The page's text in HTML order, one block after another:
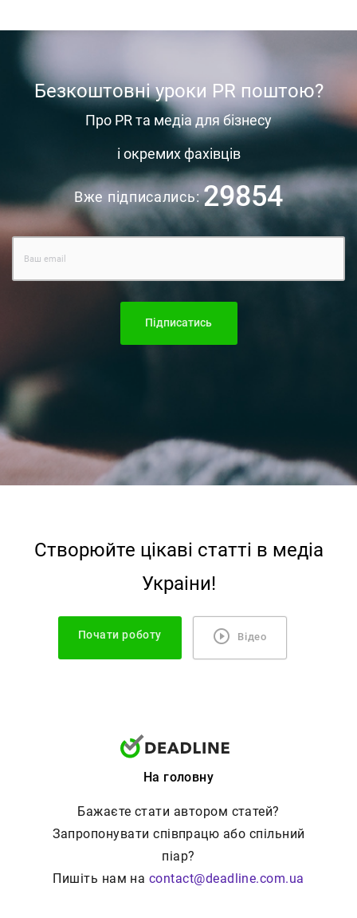
Безкоштовні уроки PR поштою?
Про PR та медіа для бізнесу
і окремих фахівців
Вже підписались:29854
Підписатись
Створюйте цiкавi статтi в медiа
Украiни!
Почати роботу Відео
На головну
Бажаєте стати автором статей?
Запропонувати співпрацю або спільний
піар?
Пишіть нам на contact@deadline.com.ua